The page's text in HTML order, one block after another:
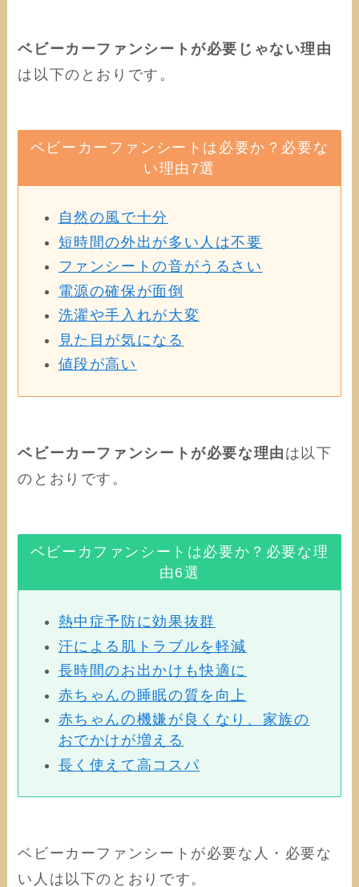
ベビーカーファンシートが必要じゃない理由
は以下のとおりです。
ベビーカーファンシートは必要か？必要な
い理由7選
自然の風で十分
短時間の外出が多い人は不要
ファンシートの音がうるさい
電源の確保が面倒
洗濯や手入れが大変
見た目が気になる
値段が高い
ベビーカーファンシートが必要な理由 は以下
のとおりです。
ベビーカファンシートは必要か？必要な理
由6選
熱中症予防に効果抜群
汗による肌トラブルを軽減
長時間のお出かけも快適に
赤ちゃんの睡眠の質を向上
赤ちゃんの機嫌が良くなり、家族の
おでかけが増える
長く使えて高コスパ
ベビーカーファンシートが必要な人・必要な
い人は以下のとおりです。